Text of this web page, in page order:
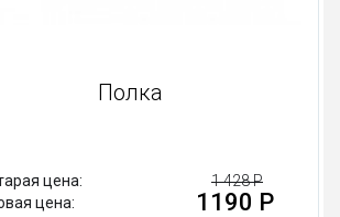
449 Р
390 Р
Старая цена:
Новая цена: